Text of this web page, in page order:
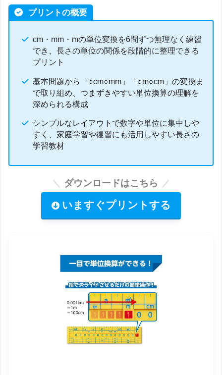
プリントの概要
cm・mm・mの単位変換を6問ずつ無理なく練習
でき、長さの単位の関係を段階的に整理できる
プリント
基本問題から「○cm○mm」「○m○cm」の変換ま
で取り組め、つまずきやすい単位換算の理解を
深められる構成
シンプルなレイアウトで数字や単位に集中しや
すく、家庭学習や復習にも活用しやすい長さの
学習教材
ダウンロードはこちら
いますぐプリントする